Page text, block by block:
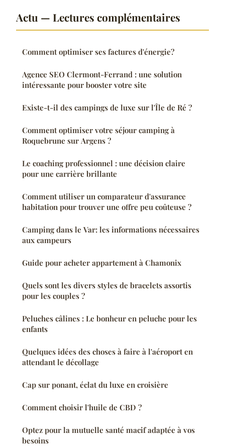
Actu — Lectures complémentaires
Comment optimiser ses factures d'énergie?
Agence SEO Clermont-Ferrand : une solution
intéressante pour booster votre site
Existe-t-il des campings de luxe sur l'Île de Ré ?
Comment optimiser votre séjour camping à
Roquebrune sur Argens ?
Le coaching professionnel : une décision claire
pour une carrière brillante
Comment utiliser un comparateur d'assurance
habitation pour trouver une offre peu coûteuse ?
Camping dans le Var: les informations nécessaires
aux campeurs
Guide pour acheter appartement à Chamonix
Quels sont les divers styles de bracelets assortis
pour les couples ?
Peluches câlines : Le bonheur en peluche pour les
enfants
Quelques idées des choses à faire à l'aéroport en
attendant le décollage
Cap sur ponant, éclat du luxe en croisière
Comment choisir l'huile de CBD ?
Optez pour la mutuelle santé macif adaptée à vos
besoins